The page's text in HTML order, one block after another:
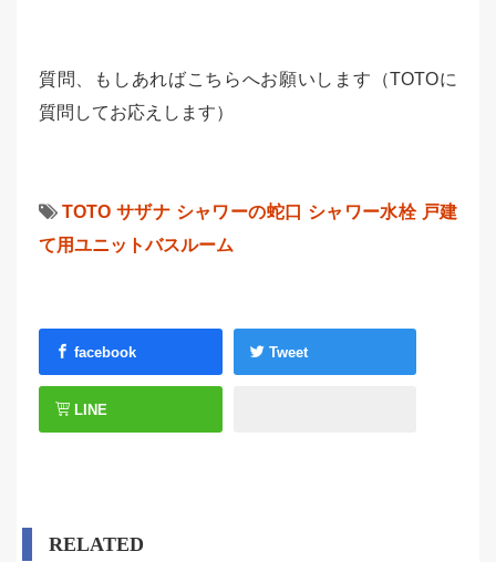
質問、もしあればこちらへお願いします（TOTOに
質問してお応えします）
TOTO サザナ シャワーの蛇口 シャワー水栓 戸建
て用ユニットバスルーム
facebook Tweet
LINE
RELATED